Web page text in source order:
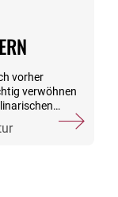
vorher
verwöhnen
1x